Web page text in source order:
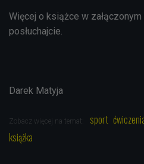
Więcej o książce w
posłuchajcie.
Darek Matyja
Zobacz więcej na temat: sport
książka